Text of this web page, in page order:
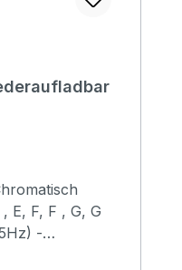
E, F, F , G, G
-